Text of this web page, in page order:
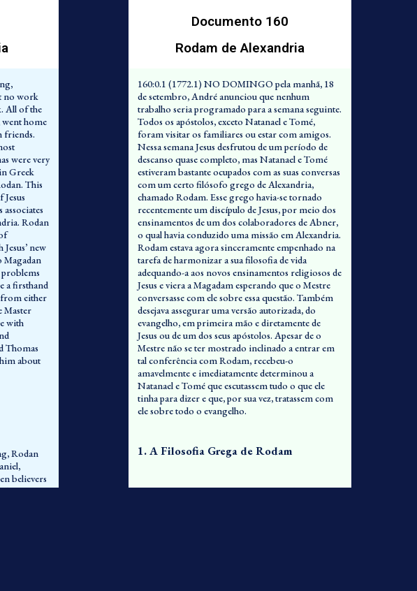
no work
All of the
went home
friends.
were very
Greek
This
Rodan
new
Magadan
a firsthand
either
Master
with
Thomas
about
Rodan
believers
Documento 160
Rodam de Alexandria
160:0.1 (1772.1) NO DOMINGO pela manhã, 18
de setembro, André anunciou que nenhum
trabalho seria programado para a semana seguinte.
Todos os apóstolos, exceto Natanael e Tomé,
foram visitar os familiares ou estar com amigos.
Nessa semana Jesus desfrutou de um período de
descanso quase completo, mas Natanael e Tomé
estiveram bastante ocupados com as suas conversas
com um certo filósofo grego de Alexandria,
chamado Rodam. Esse grego havia-se tornado
recentemente um discípulo de Jesus, por meio dos
ensinamentos de um dos colaboradores de Abner,
o qual havia conduzido uma missão em Alexandria.
Rodam estava agora sinceramente empenhado na
tarefa de harmonizar a sua filosofia de vida
adequando-a aos novos ensinamentos religiosos de
Jesus e viera a Magadam esperando que o Mestre
conversasse com ele sobre essa questão. Também
desejava assegurar uma versão autorizada, do
evangelho, em primeira mão e diretamente de
Jesus ou de um dos seus apóstolos. Apesar de o
Mestre não se ter mostrado inclinado a entrar em
tal conferência com Rodam, recebeu-o
amavelmente e imediatamente determinou a
Natanael e Tomé que escutassem tudo o que ele
tinha para dizer e que, por sua vez, tratassem com
ele sobre todo o evangelho.
1. A Filosofia Grega de Rodam
160:1.1 (1772.2) No domingo cedo, pela manhã,